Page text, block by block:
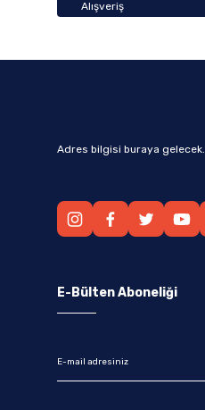
Adres bilgisi buraya gelecek.
E-Bülten Aboneliği